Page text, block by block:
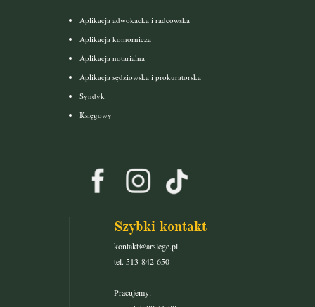
Aplikacja adwokacka i radcowska
Aplikacja komornicza
Aplikacja notarialna
Aplikacja sędziowska i prokuratorska
Syndyk
Księgowy
Szybki kontakt
kontakt@arslege.pl
tel. 513-842-650
Pracujemy: